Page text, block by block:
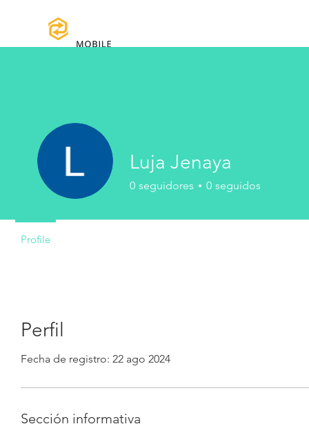
Perfil
Fecha de registro: 22 ago 2024
Sección informativa
Luja Jenaya
0 seguidores 0 seguidos
Profile